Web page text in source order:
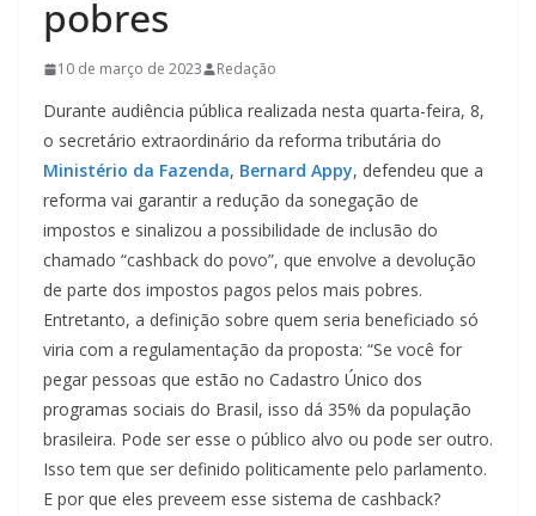
pobres
10 de março de 2023 Redação
Durante audiência pública realizada nesta quarta-feira, 8,
o secretário extraordinário da reforma tributária do
Ministério da Fazenda, Bernard Appy, defendeu que a
reforma vai garantir a redução da sonegação de
impostos e sinalizou a possibilidade de inclusão do
chamado “cashback do povo”, que envolve a devolução
de parte dos impostos pagos pelos mais pobres.
Entretanto, a definição sobre quem seria beneficiado só
viria com a regulamentação da proposta: “Se você for
pegar pessoas que estão no Cadastro Único dos
programas sociais do Brasil, isso dá 35% da população
brasileira. Pode ser esse o público alvo ou pode ser outro.
Isso tem que ser definido politicamente pelo parlamento.
E por que eles preveem esse sistema de cashback?